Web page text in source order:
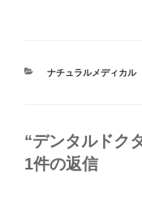
カ
ナチュラルメディカル
“デンタルドク
1件の返信